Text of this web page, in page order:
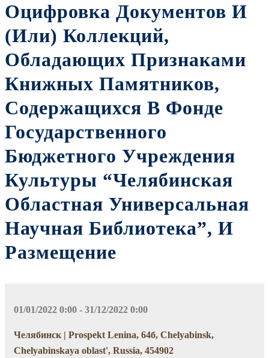
Оцифровка Документов И
(или) Коллекций,
Обладающих Признаками
Книжных Памятников,
Содержащихся В Фонде
Государственного
Бюджетного Учреждения
Культуры “Челябинская
Областная Универсальная
Научная Библиотека”, И
Размещение
01/01/2022 0:00 - 31/12/2022 0:00
Челябинск | Prospekt Lenina, 64б, Chelyabinsk,
Chelyabinskaya oblast', Russia, 454902